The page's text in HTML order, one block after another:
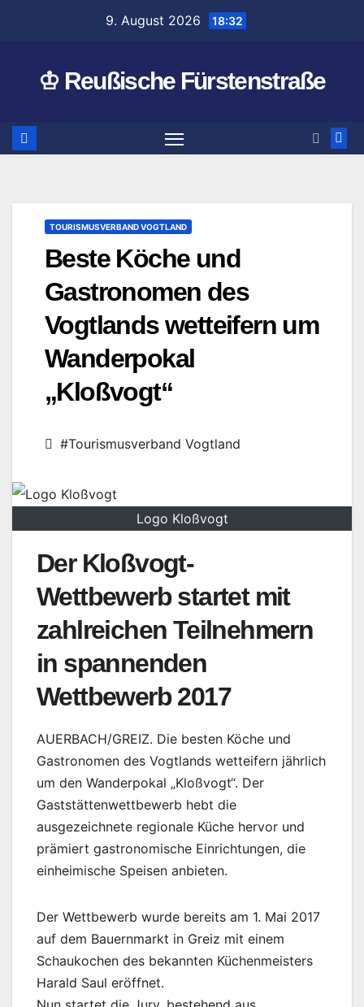
9. August 2026 18:32
♔ Reußische Fürstenstraße
TOURISMUSVERBAND VOGTLAND
Beste Köche und
Gastronomen des
Vogtlands wetteifern um
Wanderpokal
„Kloßvogt“
#Tourismusverband Vogtland
Logo Kloßvogt
Der Kloßvogt-
Wettbewerb startet mit
zahlreichen Teilnehmern
in spannenden
Wettbewerb 2017
AUERBACH/GREIZ. Die besten Köche und
Gastronomen des Vogtlands wetteifern jährlich
um den Wanderpokal „Kloßvogt“. Der
Gaststättenwettbewerb hebt die
ausgezeichnete regionale Küche hervor und
prämiert gastronomische Einrichtungen, die
einheimische Speisen anbieten.
Der Wettbewerb wurde bereits am 1. Mai 2017
auf dem Bauernmarkt in Greiz mit einem
Schaukochen des bekannten Küchenmeisters
Harald Saul eröffnet.